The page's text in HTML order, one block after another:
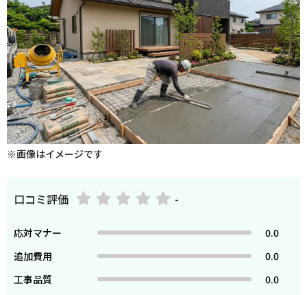
※画像はイメージです
口コミ評価 -
応対マナー
0.0
追加費用
0.0
工事品質
0.0